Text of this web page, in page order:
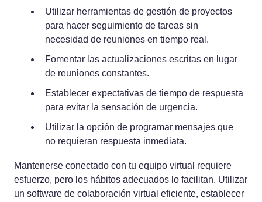
Utilizar herramientas de gestión de proyectos
para hacer seguimiento de tareas sin
necesidad de reuniones en tiempo real.
Fomentar las actualizaciones escritas en lugar
de reuniones constantes.
Establecer expectativas de tiempo de respuesta
para evitar la sensación de urgencia.
Utilizar la opción de programar mensajes que
no requieran respuesta inmediata.
Mantenerse conectado con tu equipo virtual requiere
esfuerzo, pero los hábitos adecuados lo facilitan. Utilizar
un software de colaboración virtual eficiente, establecer